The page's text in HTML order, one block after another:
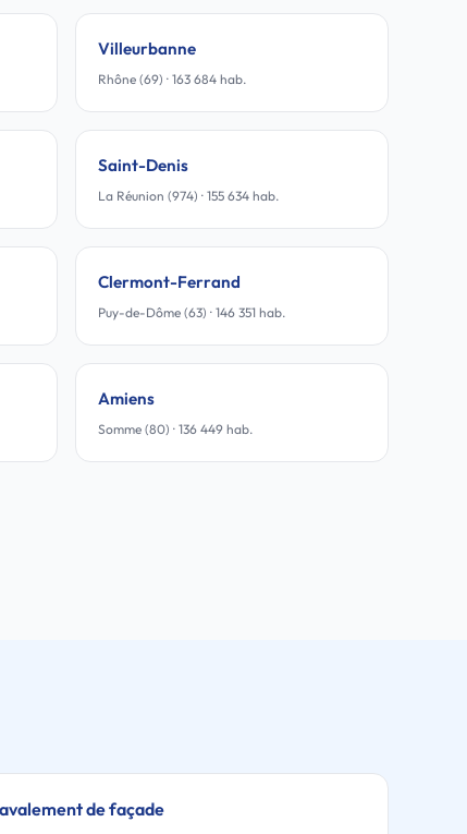
Villeurbanne
Rhône (69) · 163 684 hab.
Saint-Denis
La Réunion (974) · 155 634 hab.
Clermont-Ferrand
Puy-de-Dôme (63) · 146 351 hab.
Amiens
Somme (80) · 136 449 hab.
de façade